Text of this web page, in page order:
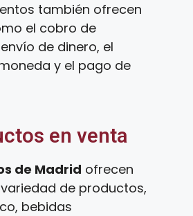
también ofrecen
el cobro de
de dinero, el
y el pago de
en venta
de Madrid ofrecen
de productos,
bebidas